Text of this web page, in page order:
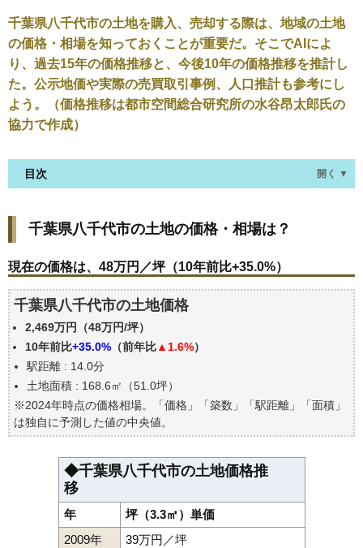
千葉県八千代市の土地を購入、売却する際は、地域の土地
の価格・相場を知っておくことが重要だ。そこでAIによ
り、過去15年の価格推移と、今後10年の価格推移を推計し
た。公示地価や実際の売買取引事例、人口推計も参考にし
よう。（価格推移は都市空間総合研究所の水谷昂太郎氏の
協力で作成）
目次 開く ▼
現在の価格は、48万円／坪（10年前比+35.0%）
価格を詳細に分析しよう
千葉県八千代市の土地の過去の売買事例
公示地価はいくら
エリアの将来性を人口予想から検討しよう
自分の年収でいくらの不動産が買える？
千葉県八千代市の土地の価格・相場は？
現在の価格は、48万円／坪（10年前比+35.0%）
千葉県八千代市の土地価格
2,469万円（48万円/坪）
10年前比+35.0% （前年比▲1.6%）
駅距離 : 14.0分
土地面積 : 168.6㎡（51.0坪）
※2024年時点の価格相場。「価格」「築数」「駅距離」「面積」
は独自に予測した値の中央値。
◆千葉県八千代市の土地価格推
移
年
坪（3.3㎡）単価
2009年
39万円／坪